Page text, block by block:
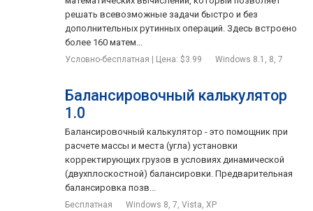
Возможность создания нескольких профилей при входе.
Таблицы для определения Гликемического индекса
решать всевозможные задачи быстро и без
дополнительных рутинных операций. Здесь встроено
более 160 матем...
Условно-бесплатная | Цена: $3.99 Windows 8.1, 8, 7
Балансировочный калькулятор
1.0
Балансировочный калькулятор - это помощник при
расчете массы и места (угла) установки
корректирующих грузов в условиях динамической
(двухплоскостной) балансировки. Предварительная
балансировка позв...
Бесплатная Windows 8, 7, Vista, XP